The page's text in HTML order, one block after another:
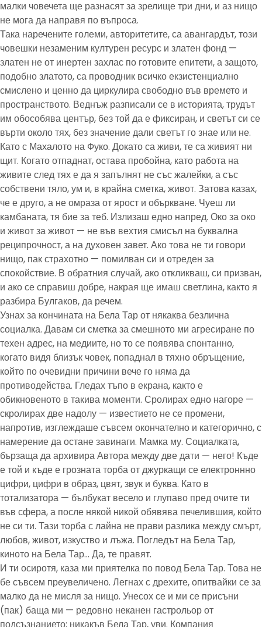
малки човечета ще разнасят за зрелище три дни, и аз нищо
не мога да направя по въпроса.
Така наречените големи, авторитетите, са авангардът, този
човешки незаменим културен ресурс и златен фонд —
златен не от инертен захлас по готовите епитети, а защото,
подобно златото, са проводник всичко екзистенциално
смислено и ценно да циркулира свободно във времето и
пространството. Веднъж разписали се в историята, трудът
им обособява център, без той да е фиксиран, и светът си се
върти около тях, без значение дали светът го знае или не.
Като с Махалото на Фуко. Докато са живи, те са живият ни
щит. Когато отпаднат, остава пробойна, като работа на
живите след тях е да я запълнят не със жалейки, а със
собствени тяло, ум и, в крайна сметка, живот. Затова казах,
че е друго, а не омраза от ярост и объркване. Чуеш ли
камбаната, тя бие за теб. Излизаш едно напред. Око за око
и живот за живот — не във вехтия смисъл на буквална
реципрочност, а на духовен завет. Ако това не ти говори
нищо, пак страхотно — помилван си и отреден за
спокойствие. В обратния случай, ако откликваш, си призван,
и ако се справиш добре, накрая ще имаш светлина, както я
разбира Булгаков, да речем.
Узнах за кончината на Бела Тар от някаква безлична
социалка. Давам си сметка за смешното ми агресиране по
техен адрес, на медиите, но то се появява спонтанно,
когато видя близък човек, попаднал в тяхно обръщение,
който по очевидни причини вече го няма да
противодейства. Гледах тъпо в екрана, както е
обикновеното в такива моменти. Сролирах едно нагоре —
скролирах две надолу — известието не се промени,
напротив, изглеждаше съвсем окончателно и категорично, с
намерение да остане завинаги. Мамка му. Социалката,
бързаща да архивира Автора между две дати — него! Къде
е той и къде е грозната торба от джуркащи се електроннно
цифри, цифри в образ, цвят, звук и буква. Като в
тотализатора — бълбукат весело и глупаво пред очите ти
във сфера, а после някой никой обявява печелившия, който
не си ти. Тази торба с лайна не прави разлика между смърт,
любов, живот, изкуство и лъжа. Погледът на Бела Тар,
киното на Бела Тар… Да, те правят.
И ти осиротя, каза ми приятелка по повод Бела Тар. Това не
бе съвсем преувеличено. Легнах с дрехите, опитвайки се за
малко да не мисля за нищо. Унесох се и ми се присъни
(пак) баща ми — редовно неканен гастрольор от